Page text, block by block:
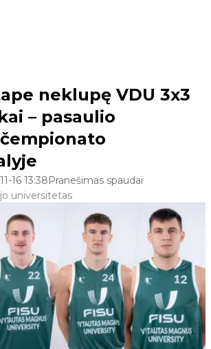
neklupę VDU 3x3
– pasaulio
16 13:38Pranešimas spaudai
universitetas